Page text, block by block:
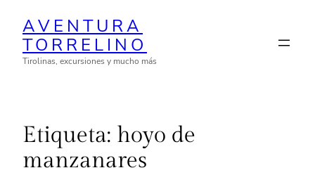
contenido
AVENTURA
TORRELINO
Tirolinas, excursiones y mucho más
Etiqueta: hoyo de
manzanares